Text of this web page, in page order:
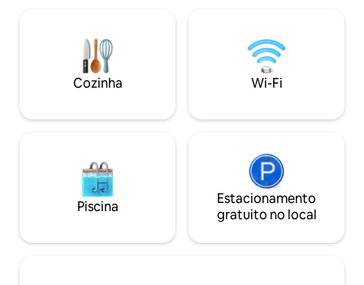
floresta com vida selvagem abundante.
Trailer 4 estações com ar-condicionado
e aquecimento. Ótima oportunidade
para saborear a experiência de
montanhosa nas proximidades.
higiênico seja
disponível no
problemas com a
campistas acham
antecedência.
Cozinha Wi-Fi
Piscina
Estacionamento
gratuito no local